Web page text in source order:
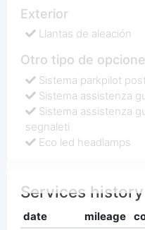
Exterior
Llantas de aleación
Otro tipo de
Sistema parkpilot post.
Sistema assistenza
Sistema assistenza
segnaleti
Eco led headlamps
Services history
date mileage